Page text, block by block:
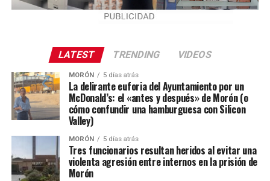
LATEST TRENDING VIDEOS
MORÓN 5 días atrás
La delirante euforia del Ayuntamiento por un
McDonald’s: el «antes y después» de Morón (o
cómo confundir una hamburguesa con Silicon
Valley)
MORÓN 5 días atrás
Tres funcionarios resultan heridos al evitar una
violenta agresión entre internos en la prisión de
Morón